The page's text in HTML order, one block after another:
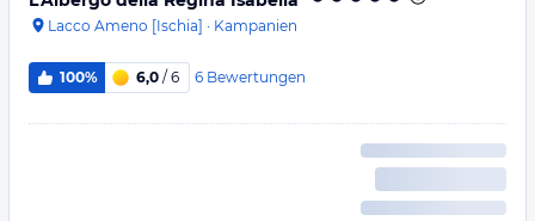
Lacco Ameno [Ischia] · Kampanien
100% 6,0 / 6 6 Bewertungen